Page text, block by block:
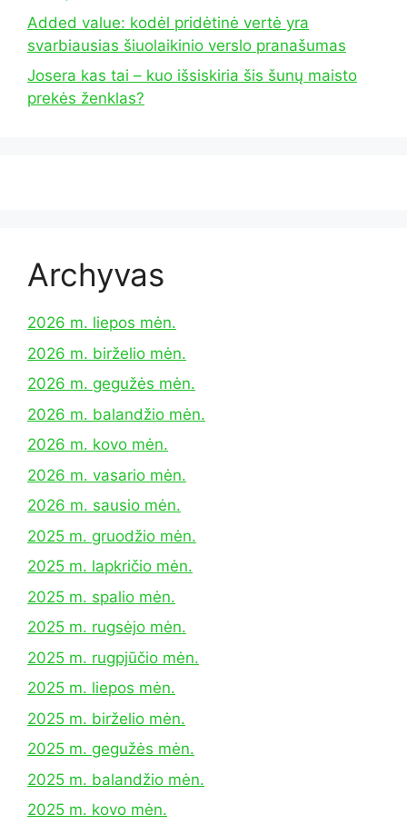
Added value: kodėl pridėtinė vertė yra
svarbiausias šiuolaikinio verslo pranašumas
Josera kas tai – kuo išsiskiria šis šunų maisto
prekės ženklas?
Archyvas
2026 m. liepos mėn.
2026 m. birželio mėn.
2026 m. gegužės mėn.
2026 m. balandžio mėn.
2026 m. kovo mėn.
2026 m. vasario mėn.
2026 m. sausio mėn.
2025 m. gruodžio mėn.
2025 m. lapkričio mėn.
2025 m. spalio mėn.
2025 m. rugsėjo mėn.
2025 m. rugpjūčio mėn.
2025 m. liepos mėn.
2025 m. birželio mėn.
2025 m. gegužės mėn.
2025 m. balandžio mėn.
2025 m. kovo mėn.